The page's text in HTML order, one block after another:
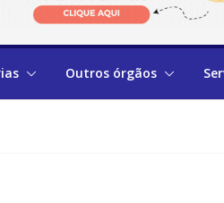
Outros órgãos